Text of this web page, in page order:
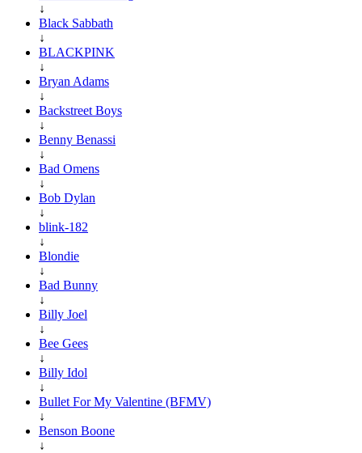
↓
Black Sabbath
↓
BLACKPINK
↓
Bryan Adams
↓
Backstreet Boys
↓
Benny Benassi
↓
Bad Omens
↓
Bob Dylan
↓
blink-182
↓
Blondie
↓
Bad Bunny
↓
Billy Joel
↓
Bee Gees
↓
Billy Idol
↓
Bullet For My Valentine (BFMV)
↓
Benson Boone
↓